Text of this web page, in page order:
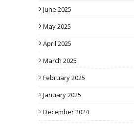
June 2025
May 2025
April 2025
March 2025
February 2025
January 2025
December 2024